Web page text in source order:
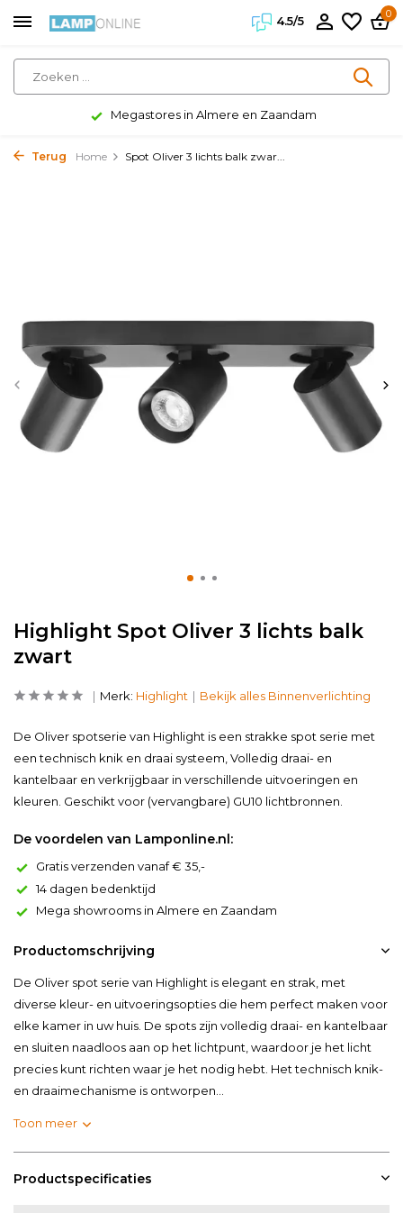
4.5/5
0
Megastores in Almere en Zaandam
Terug Home Spot Oliver 3 lichts balk zwar...
Highlight Spot Oliver 3 lichts balk
zwart
Merk: Highlight Bekijk alles Binnenverlichting
De Oliver spotserie van Highlight is een strakke spot serie met
een technisch knik en draai systeem, Volledig draai- en
kantelbaar en verkrijgbaar in verschillende uitvoeringen en
kleuren. Geschikt voor (vervangbare) GU10 lichtbronnen.
De voordelen van Lamponline.nl:
Gratis verzenden vanaf € 35,-
14 dagen bedenktijd
Mega showrooms in Almere en Zaandam
Productomschrijving
De Oliver spot serie van Highlight is elegant en strak, met
diverse kleur- en uitvoeringsopties die hem perfect maken voor
elke kamer in uw huis. De spots zijn volledig draai- en kantelbaar
en sluiten naadloos aan op het lichtpunt, waardoor je het licht
precies kunt richten waar je het nodig hebt. Het technisch knik-
en draaimechanisme is ontworpen...
Toon meer
Productspecificaties